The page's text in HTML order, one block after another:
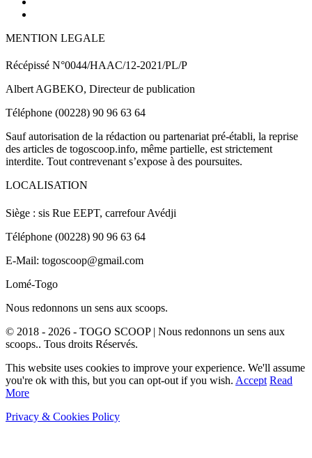
MENTION LEGALE
Récépissé N°0044/HAAC/12-2021/PL/P
Albert AGBEKO, Directeur de publication
Téléphone (00228) 90 96 63 64
Sauf autorisation de la rédaction ou partenariat pré-établi, la reprise
des articles de togoscoop.info, même partielle, est strictement
interdite. Tout contrevenant s’expose à des poursuites.
LOCALISATION
Siège : sis Rue EEPT, carrefour Avédji
Téléphone (00228) 90 96 63 64
E-Mail: togoscoop@gmail.com
Lomé-Togo
Nous redonnons un sens aux scoops.
© 2018 - 2026 - TOGO SCOOP | Nous redonnons un sens aux
scoops.. Tous droits Réservés.
This website uses cookies to improve your experience. We'll assume
you're ok with this, but you can opt-out if you wish. Accept Read
More
Privacy & Cookies Policy